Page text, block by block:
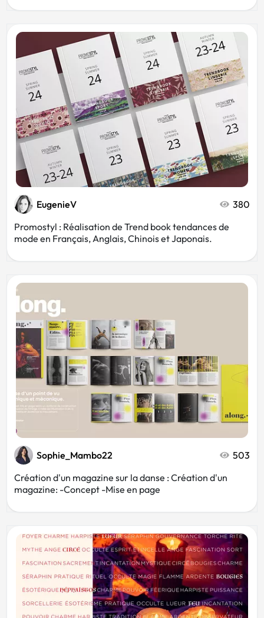
EugenieV
380
Promostyl : Réalisation de Trend book tendances de
mode en Français, Anglais, Chinois et Japonais.
Sophie_Mambo22
503
Création d'un magazine sur la danse : Création d'un
magazine: -Concept -Mise en page